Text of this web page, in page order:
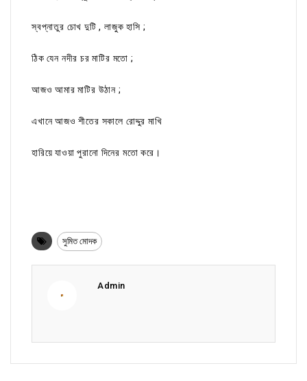
স্বপ্নাতুর চোখ দুটি , লাজুক হাসি ;
ঠিক যেন নদীর চর মাটির মতো ;
আজও আমার মাটির উঠান ;
এখানে আজও শীতের সকালে রোদ্দুর মাখি
হারিয়ে যাওয়া পুরানো দিনের মতো করে।
সুমিত মোদক
Admin